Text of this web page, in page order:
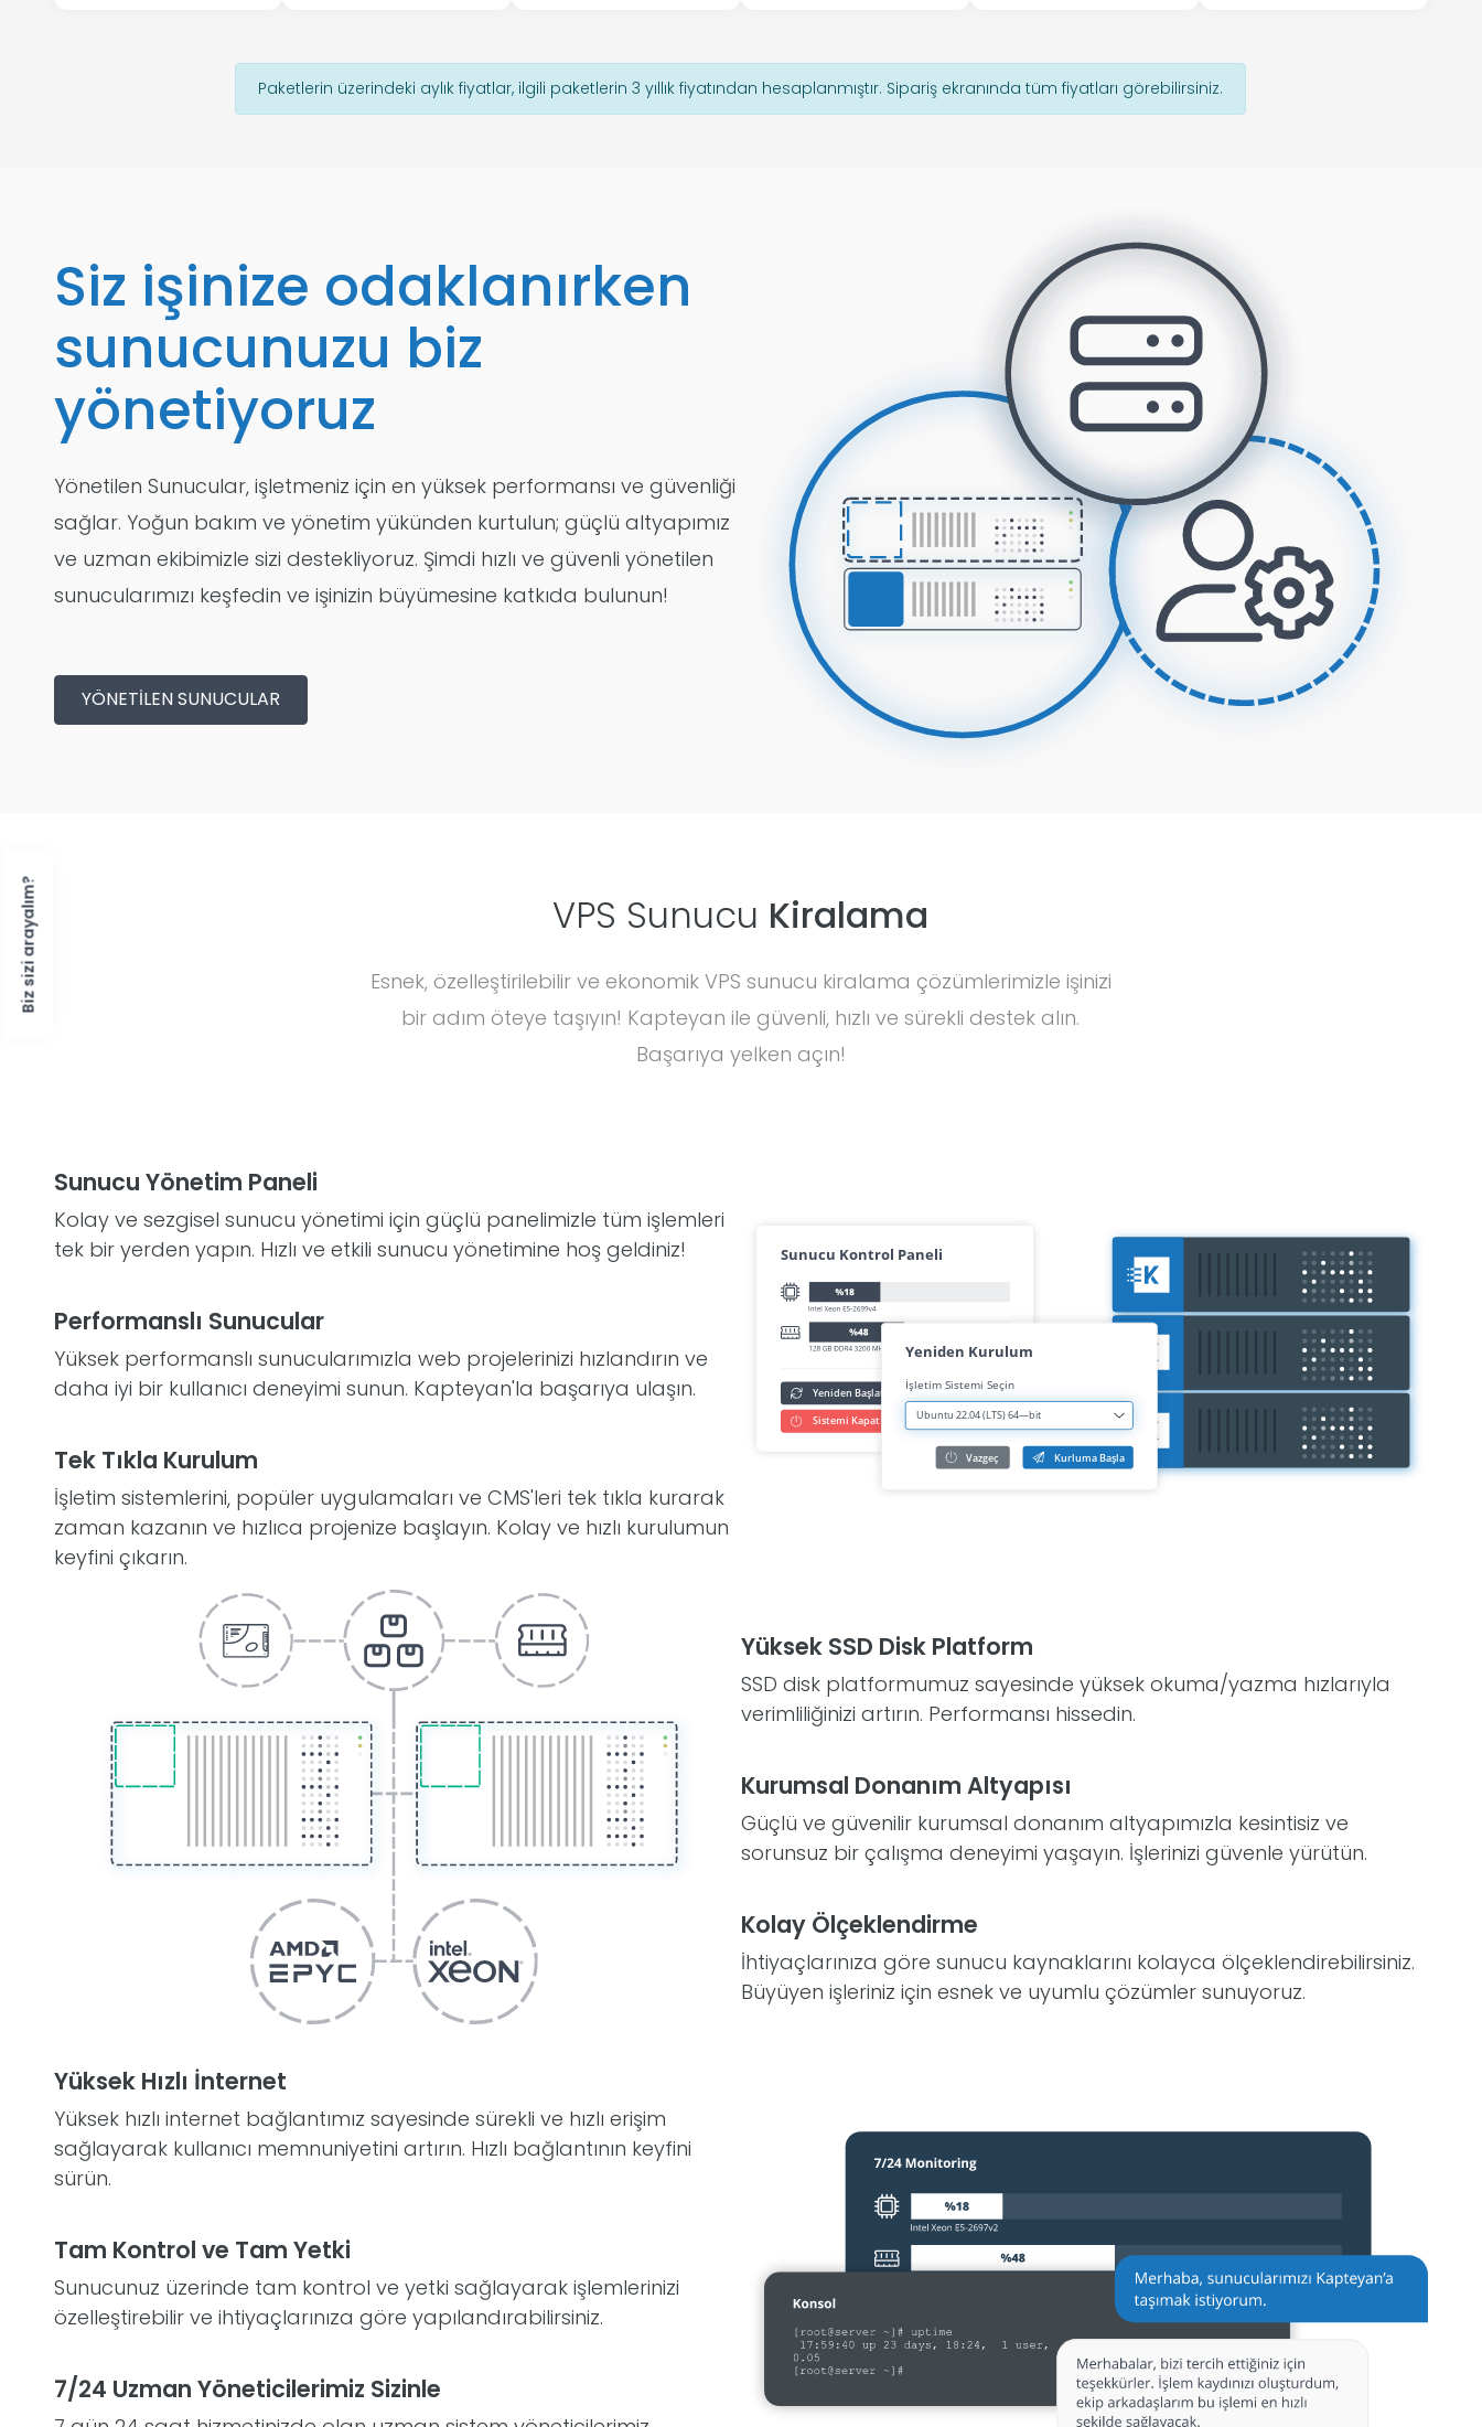
Biz sizi arayalım?
Paketlerin üzerindeki aylık fiyatlar, ilgili paketlerin 3 yıllık fiyatından hesaplanmıştır. Sipariş ekranında tüm fiyatları görebilirsiniz.
Siz işinize odaklanırken
sunucunuzu biz
yönetiyoruz
Yönetilen Sunucular, işletmeniz için en yüksek performansı ve güvenliği
sağlar. Yoğun bakım ve yönetim yükünden kurtulun; güçlü altyapımız
ve uzman ekibimizle sizi destekliyoruz. Şimdi hızlı ve güvenli yönetilen
sunucularımızı keşfedin ve işinizin büyümesine katkıda bulunun!
YÖNETILEN SUNUCULAR
VPS Sunucu Kiralama
Esnek, özelleştirilebilir ve ekonomik VPS sunucu kiralama çözümlerimizle işinizi
bir adım öteye taşıyın! Kapteyan ile güvenli, hızlı ve sürekli destek alın.
Başarıya yelken açın!
Sunucu Yönetim Paneli
Kolay ve sezgisel sunucu yönetimi için güçlü panelimizle tüm işlemleri
tek bir yerden yapın. Hızlı ve etkili sunucu yönetimine hoş geldiniz!
Performanslı Sunucular
Yüksek performanslı sunucularımızla web projelerinizi hızlandırın ve
daha iyi bir kullanıcı deneyimi sunun. Kapteyan'la başarıya ulaşın.
Tek Tıkla Kurulum
İşletim sistemlerini, popüler uygulamaları ve CMS'leri tek tıkla kurarak
zaman kazanın ve hızlıca projenize başlayın. Kolay ve hızlı kurulumun
keyfini çıkarın.
Yüksek SSD Disk Platform
SSD disk platformumuz sayesinde yüksek okuma/yazma hızlarıyla
verimliliğinizi artırın. Performansı hissedin.
Kurumsal Donanım Altyapısı
Güçlü ve güvenilir kurumsal donanım altyapımızla kesintisiz ve
sorunsuz bir çalışma deneyimi yaşayın. İşlerinizi güvenle yürütün.
Kolay Ölçeklendirme
İhtiyaçlarınıza göre sunucu kaynaklarını kolayca ölçeklendirebilirsiniz.
Büyüyen işleriniz için esnek ve uyumlu çözümler sunuyoruz.
Yüksek Hızlı İnternet
Yüksek hızlı internet bağlantımız sayesinde sürekli ve hızlı erişim
sağlayarak kullanıcı memnuniyetini artırın. Hızlı bağlantının keyfini
sürün.
Tam Kontrol ve Tam Yetki
Sunucunuz üzerinde tam kontrol ve yetki sağlayarak işlemlerinizi
özelleştirebilir ve ihtiyaçlarınıza göre yapılandırabilirsiniz.
7/24 Uzman Yöneticilerimiz Sizinle